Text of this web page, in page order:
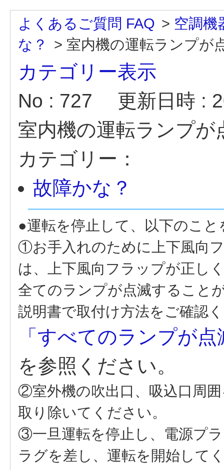
よくあるご質問 FAQ > 空調機
な？
> 室内機の運転ランプが
カテゴリー表示
No : 727
更新日時 :
室内機の運転ランプ
カテゴリー：
故障かな？
●運転を停止して、以下のこ
①お手入れのために上下風向
は、上下風向フラップが正し
全てのランプが点滅すること
説明書で取付け方法をご確認
「すべてのランプが
を参照ください。
②室外機の吹出口、吸込口周
取り除いてください。
③一旦運転を停止し、電源プ
ラグを差し、運転を開始して